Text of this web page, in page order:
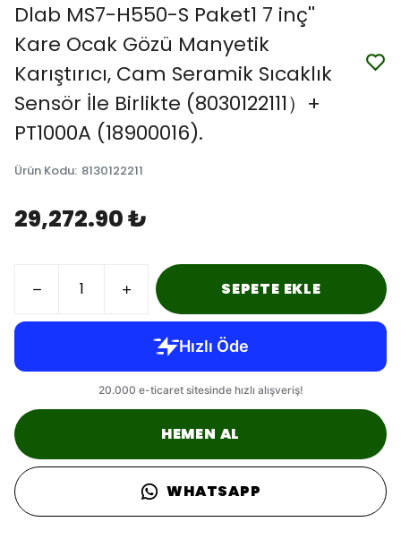
Dlab MS7-H550-S Paket1 7 inç''
Kare Ocak Gözü Manyetik
Karıştırıcı, Cam Seramik Sıcaklık
Sensör İle Birlikte (8030122111）+
PT1000A (18900016).
Ürün Kodu: 8130122211
29,272.90 ₺
SEPETE EKLE
HEMEN AL
WHATSAPP